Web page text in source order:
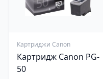
Картриджи Canon
Картридж Canon PG-
50